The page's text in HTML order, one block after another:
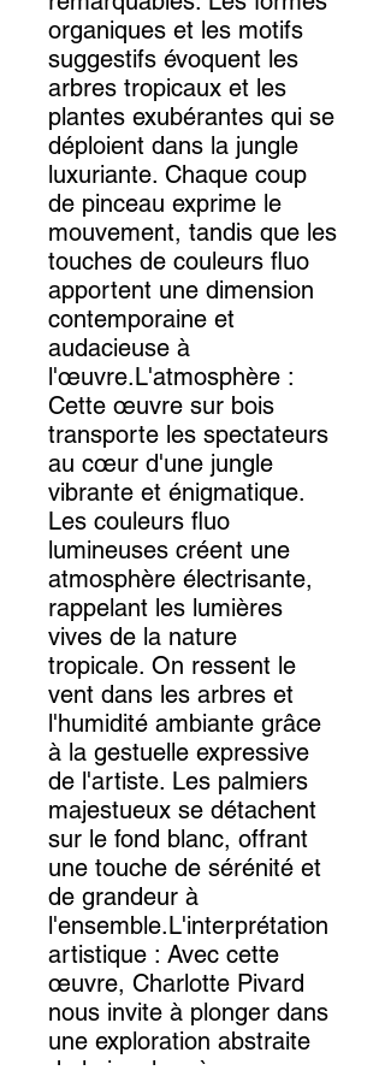
organiques et les motifs
suggestifs évoquent les
arbres tropicaux et les
plantes exubérantes qui se
déploient dans la jungle
luxuriante. Chaque coup
de pinceau exprime le
mouvement, tandis que les
touches de couleurs fluo
apportent une dimension
contemporaine et
audacieuse à
l'œuvre.L'atmosphère :
Cette œuvre sur bois
transporte les spectateurs
au cœur d'une jungle
vibrante et énigmatique.
Les couleurs fluo
lumineuses créent une
atmosphère électrisante,
rappelant les lumières
vives de la nature
tropicale. On ressent le
vent dans les arbres et
l'humidité ambiante grâce
à la gestuelle expressive
de l'artiste. Les palmiers
majestueux se détachent
sur le fond blanc, offrant
une touche de sérénité et
de grandeur à
l'ensemble.L'interprétation
artistique : Avec cette
œuvre, Charlotte Pivard
nous invite à plonger dans
une exploration abstraite
de la jungle, où